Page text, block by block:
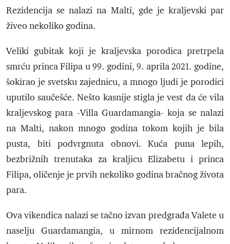
Rezidencija se nalazi na Malti, gde je kraljevski par
živeo nekoliko godina.
Veliki gubitak koji je kraljevska porodica pretrpela
smrću princa Filipa u 99. godini, 9. aprila 2021. godine,
šokirao je svetsku zajednicu, a mnogo ljudi je porodici
uputilo saučešće. Nešto kasnije stigla je vest da će vila
kraljevskog para -Villa Guardamangia- koja se nalazi
na Malti, nakon mnogo godina tokom kojih je bila
pusta, biti podvrgnuta obnovi. Kuća puna lepih,
bezbrižnih trenutaka za kraljicu Elizabetu i princa
Filipa, oličenje je prvih nekoliko godina bračnog života
para.
Ova vikendica nalazi se tačno izvan predgrađa Valete u
naselju Guardamangia, u mirnom rezidencijalnom